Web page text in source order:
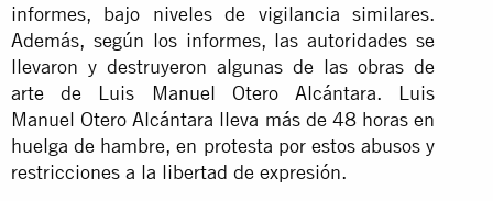
informes, bajo niveles de vigilancia similares.
Además, según los informes, las autoridades se
llevaron y destruyeron algunas de las obras de
arte de Luis Manuel Otero Alcántara. Luis
Manuel Otero Alcántara lleva más de 48 horas en
huelga de hambre, en protesta por estos abusos y
restricciones a la libertad de expresión.